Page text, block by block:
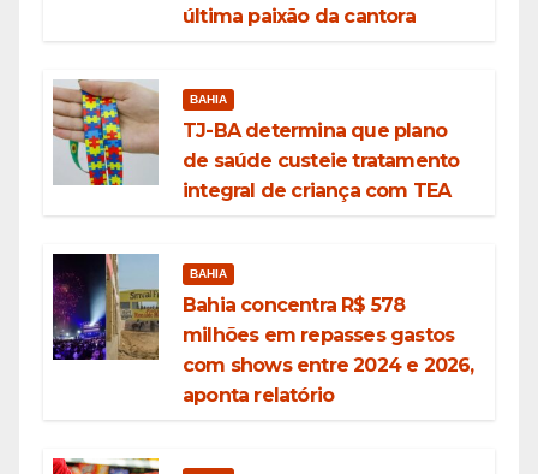
última paixão da cantora
BAHIA
TJ-BA determina que plano
de saúde custeie tratamento
integral de criança com TEA
BAHIA
Bahia concentra R$ 578
milhões em repasses gastos
com shows entre 2024 e 2026,
aponta relatório